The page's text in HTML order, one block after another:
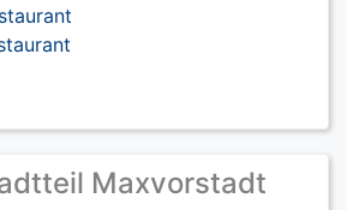
Maxvorstadt